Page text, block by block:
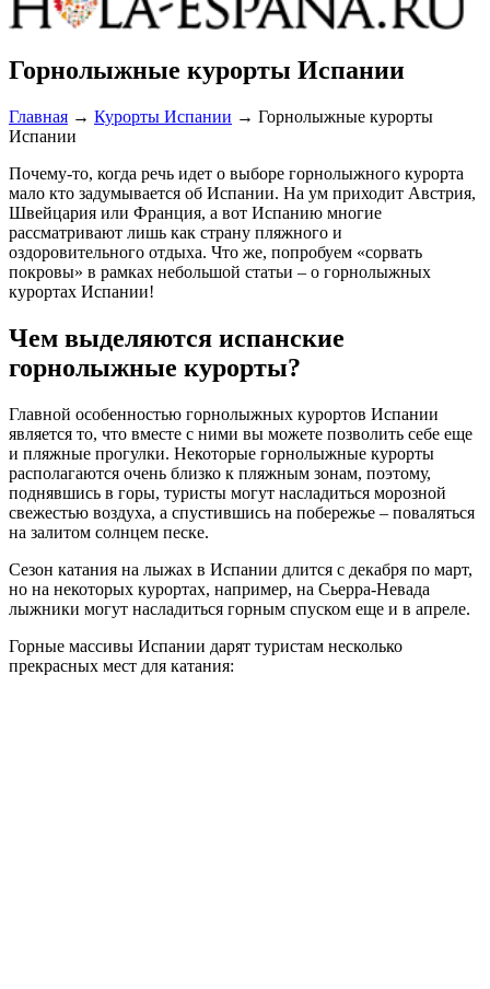
Горнолыжные курорты Испании
Главная → Курорты Испании → Горнолыжные курорты
Испании
Почему-то, когда речь идет о выборе горнолыжного курорта
мало кто задумывается об Испании. На ум приходит Австрия,
Швейцария или Франция, а вот Испанию многие
рассматривают лишь как страну пляжного и
оздоровительного отдыха. Что же, попробуем «сорвать
покровы» в рамках небольшой статьи – о горнолыжных
курортах Испании!
Чем выделяются испанские
горнолыжные курорты?
Главной особенностью горнолыжных курортов Испании
является то, что вместе с ними вы можете позволить себе еще
и пляжные прогулки. Некоторые горнолыжные курорты
располагаются очень близко к пляжным зонам, поэтому,
поднявшись в горы, туристы могут насладиться морозной
свежестью воздуха, а спустившись на побережье – поваляться
на залитом солнцем песке.
Сезон катания на лыжах в Испании длится с декабря по март,
но на некоторых курортах, например, на Сьерра-Невада
лыжники могут насладиться горным спуском еще и в апреле.
Горные массивы Испании дарят туристам несколько
прекрасных мест для катания: